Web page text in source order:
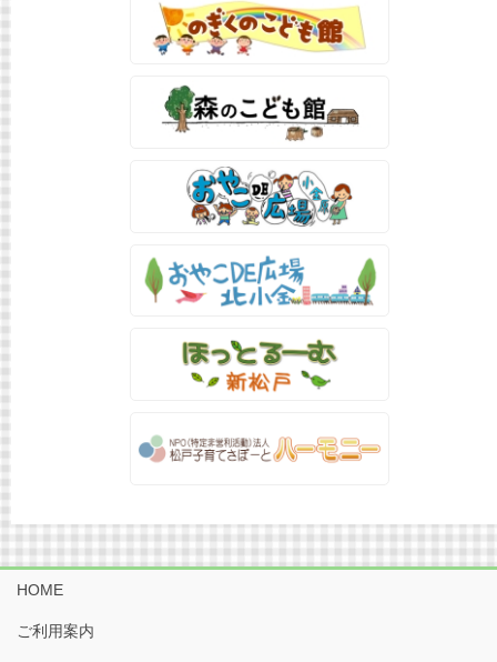
HOME
ご利用案内